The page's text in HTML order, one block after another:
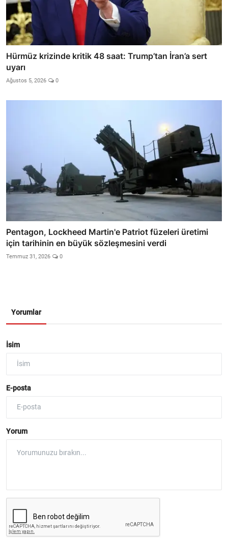
Hürmüz krizinde kritik 48 saat: Trump’tan İran’a sert
uyarı
Ağustos 5, 2026 0
Pentagon, Lockheed Martin'e Patriot füzeleri üretimi
için tarihinin en büyük sözleşmesini verdi
Temmuz 31, 2026 0
Yorumlar
İsim
E-posta
Yorum